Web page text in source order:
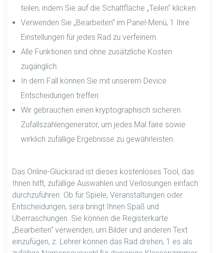
teilen, indem Sie auf die Schaltfläche „Teilen“ klicken.
Verwenden Sie „Bearbeiten“ im Panel-Menü, 1 Ihre
Einstellungen für jedes Rad zu verfeinern.
Alle Funktionen sind ohne zusätzliche Kosten
zugänglich.
In dem Fall können Sie mit unserem Device
Entscheidungen treffen.
Wir gebrauchen einen kryptographisch sicheren
Zufallszahlengenerator, um jedes Mal faire sowie
wirklich zufällige Ergebnisse zu gewährleisten.
Das Online-Glücksrad ist dieses kostenloses Tool, das
Ihnen hilft, zufällige Auswahlen und Verlosungen einfach
durchzuführen. Ob für Spiele, Veranstaltungen oder
Entscheidungen, sera bringt Ihnen Spaß und
Überraschungen. Sie können die Registerkarte
„Bearbeiten“ verwenden, um Bilder und anderen Text
einzufügen, z. Lehrer können das Rad drehen, 1 es als